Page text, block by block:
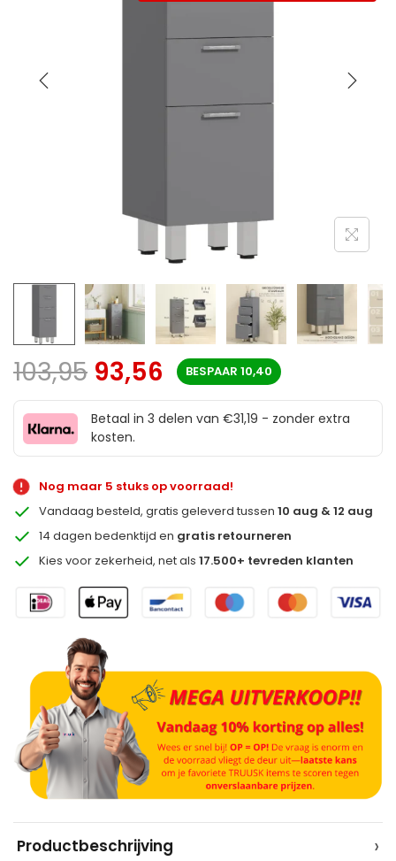
103,95 93,56 BESPAAR 10,40
Betaal in 3 delen van €31,19 - zonder extra
kosten.
Nog maar 5 stuks op voorraad!
Vandaag besteld, gratis geleverd tussen10 aug & 12 aug
14 dagen bedenktijd en gratis retourneren
Kies voor zekerheid, net als17.500+ tevreden klanten
Productbeschrijving ›